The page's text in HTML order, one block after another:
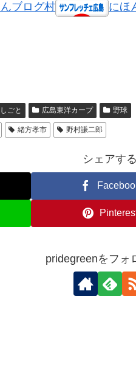
ブログ村 にほ
ごと 広島東洋カープ 野球
緒方孝市 野村謙二郎
シェアする
pridegreenをフォ